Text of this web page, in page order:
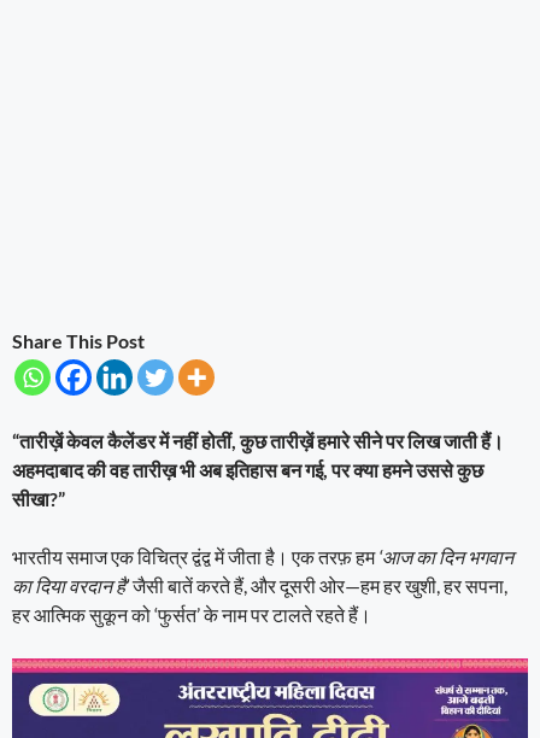
Share This Post
“तारीख़ें केवल कैलेंडर में नहीं होतीं, कुछ तारीख़ें हमारे सीने पर लिख जाती हैं।
अहमदाबाद की वह तारीख़ भी अब इतिहास बन गई, पर क्या हमने उससे कुछ
सीखा?”
भारतीय समाज एक विचित्र द्वंद्व में जीता है। एक तरफ़ हम‘आज का दिन भगवान
का दिया वरदान है’जैसी बातें करते हैं, और दूसरी ओर—हम हर खुशी, हर सपना,
हर आत्मिक सुकून को ‘फुर्सत’ के नाम पर टालते रहते हैं।